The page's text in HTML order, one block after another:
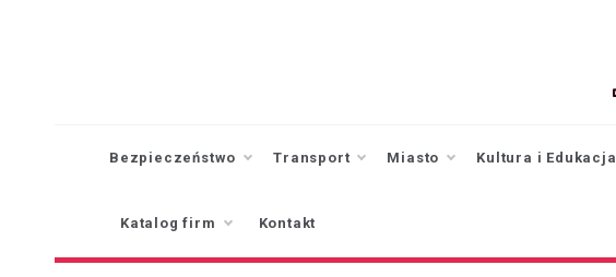
Bezpieczeństwo Transport Miasto Kultura i Edukacja
Katalog firm Kontakt